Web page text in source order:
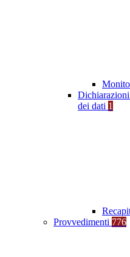
dei dati 1
Provvedimenti 776